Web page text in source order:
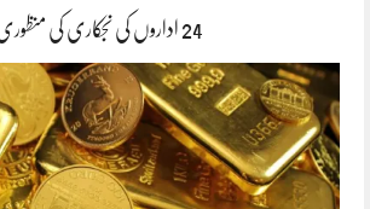
24 اداروں کی نجکاری کی منظوری